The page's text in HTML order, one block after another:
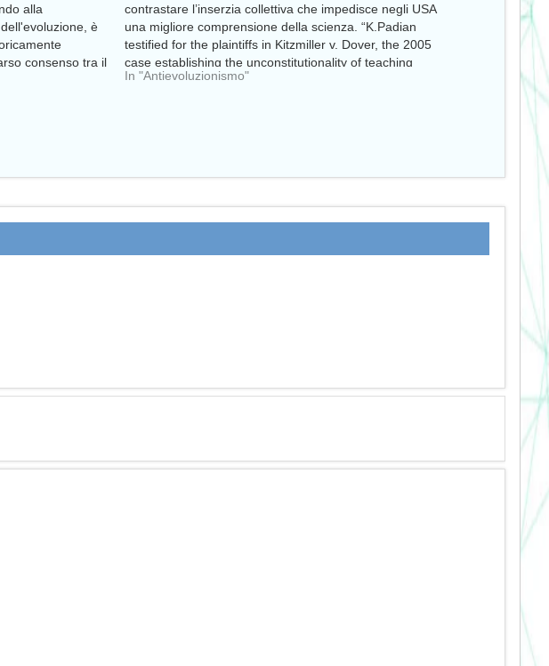
alla
è
consenso tra il
contrastare l’inserzia collettiva che impedisce negli USA
una migliore comprensione della scienza. “K.Padian
testified for the plaintiffs in Kitzmiller v. Dover, the 2005
case establishing the unconstitutionality of teaching
"intelligent design" in the…
In "Antievoluzionismo"